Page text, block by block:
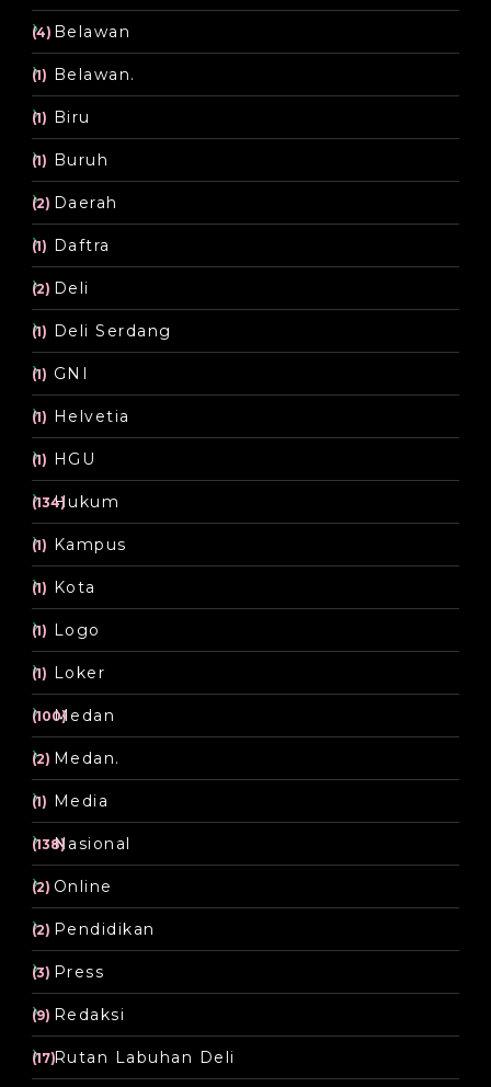
Belawan
(4)
Belawan.
(1)
Biru
(1)
Buruh
(1)
Daerah
(2)
Daftra
(1)
Deli
(2)
Deli Serdang
(1)
GNI
(1)
Helvetia
(1)
HGU
(1)
Hukum
(134)
Kampus
(1)
Kota
(1)
Logo
(1)
Loker
(1)
Medan
(100)
Medan.
(2)
Media
(1)
Nasional
(138)
Online
(2)
Pendidikan
(2)
Press
(3)
Redaksi
(9)
Rutan Labuhan Deli
(17)